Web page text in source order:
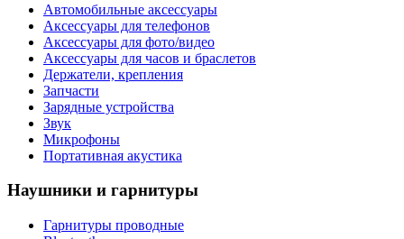
Автомобильные аксессуары
Аксессуары для телефонов
Аксессуары для фото/видео
Аксессуары для часов и браслетов
Держатели, крепления
Запчасти
Зарядные устройства
Звук
Микрофоны
Портативная акустика
Наушники и гарнитуры
Гарнитуры проводные